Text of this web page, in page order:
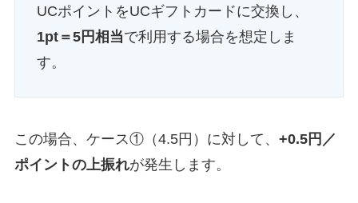
UCポイントをUCギフトカードに交換し、
1pt＝5円相当で利用する場合を想定しま
す。
この場合、ケース①（4.5円）に対して、 +0.5円／
ポイントの上振れが発生します。